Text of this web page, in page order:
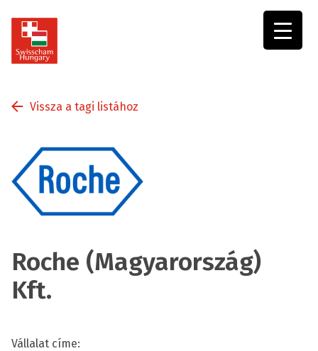
Vissza a tagi listához
Roche (Magyarország)
Kft.
Vállalat címe: